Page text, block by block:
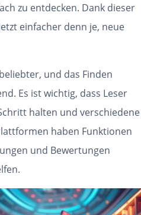
zu entdecken. Dank dieser
einfacher denn je, neue
und das Finden
Es ist wichtig, dass Leser
halten und verschiedene
haben Funktionen
und Bewertungen